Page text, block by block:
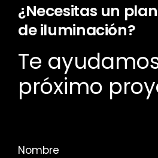
¿Necesitas un plan
de iluminación?
Te
próximo
Nombre